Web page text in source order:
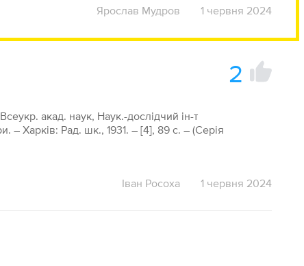
Ярослав Мудров 1 червня 2024
2
акад. наук, Наук.-дослідчий ін-т
– Харків: Рад. шк., 1931. – [4], 89 c. – (Серія
Іван Росоха 1 червня 2024